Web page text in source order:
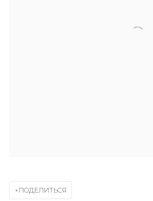
ПОДЕЛИТЬСЯ